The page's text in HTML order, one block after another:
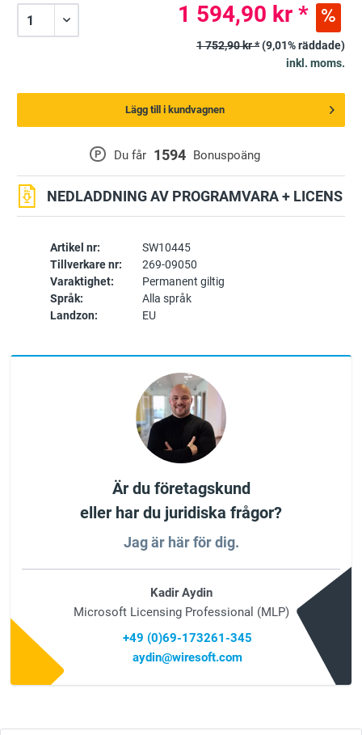
Artikel nr:
SW10445
Tillverkare nr:
269-09050
Varaktighet:
Permanent giltig
Språk:
Alla språk
Landzon:
EU
P Du får 1594 Bonuspoäng
NEDLADDNING AV PROGRAMVARA + LICENS
1 594,90 kr *
1 752,90 kr *(9,01% räddade)
inkl. moms.
Lägg till i kundvagnen
Är du företagskund
eller har du juridiska frågor?
Jag är här för dig.
Kadir Aydin
Microsoft Licensing Professional (MLP)
+49 (0)69-173261-345
aydin@wiresoft.com